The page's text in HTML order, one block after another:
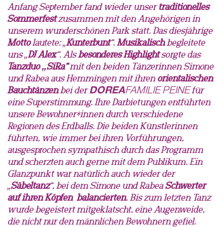
Anfang September fand wieder unsertraditionelles
Sommerfestzusammen mit den Angehörigen in
unserem wunderschönen Park statt. Das diesjährige
Mottolautete: „Kunterbunt“.Musikalischbegleitete
uns „DJ Alex“. Alsbesonderes Highlightsorgte das
Tanzduo „SiRa“mit den beiden Tänzerinnen Simone
und Rabea aus Hemmingen mit ihren orientalischen
Bauchtänzenbei derDOREAFAMILIE PEINEfür
eine Superstimmung. Ihre Darbietungen entführten
unsere Bewohner*innen durch verschiedene
Regionen des Erdballs. Die beiden Künstlerinnen
führten, wie immer bei ihren Vorführungen,
ausgesprochen sympathisch durch das Programm
und scherzten auch gerne mit dem Publikum. Ein
Glanzpunkt war natürlich auch wieder der
„Säbeltanz“, bei dem Simone und RabeaSchwerter
auf ihren Köpfen balancierten. Bis zum letzten Tanz
wurde begeistert mitgeklatscht, eine Augenweide,
die nicht nur den männlichen Bewohnern gefiel.